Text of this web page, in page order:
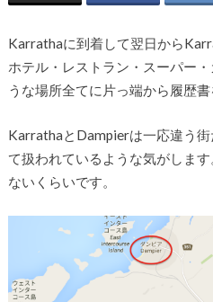
Karrathaに到着して翌日から
ホテル・レストラン・スーパー
うな場所全てに片っ端から履歴書
KarrathaとDampierは一応違う
て扱われているような気がしま
ないくらいです。